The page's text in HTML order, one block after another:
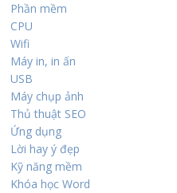
Phần mềm
CPU
Wifi
Máy in, in ấn
USB
Máy chụp ảnh
Thủ thuật SEO
Ứng dụng
Lời hay ý đẹp
Kỹ năng mềm
Khóa học Word